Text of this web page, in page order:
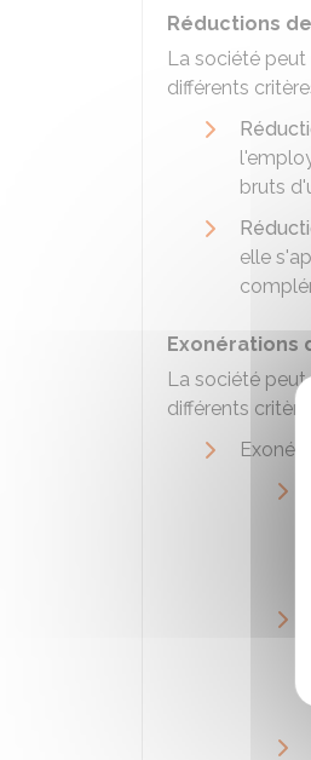
Réductions
La société peut
différents
bruts
elle
Exonérations
La société peut
différents critères